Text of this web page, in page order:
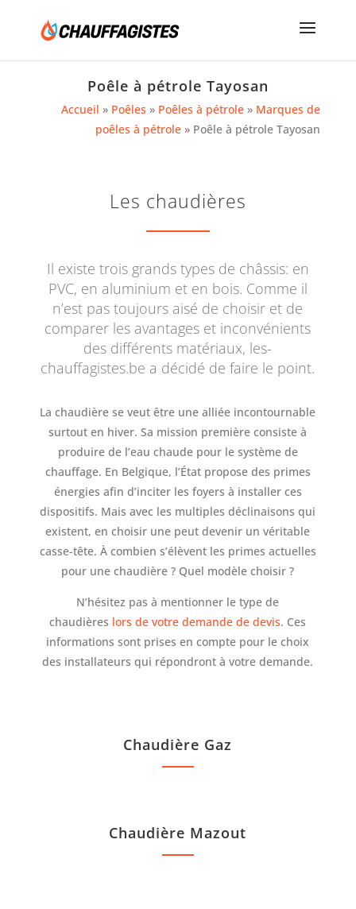
Poêle à pétrole Tayosan
Accueil » Poêles » Poêles à pétrole » Marques de
poêles à pétrole » Poêle à pétrole Tayosan
Les chaudières
Il existe trois grands types de châssis: en
PVC, en aluminium et en bois. Comme il
n’est pas toujours aisé de choisir et de
comparer les avantages et inconvénients
des différents matériaux, les-
chauffagistes.be a décidé de faire le point.
La chaudière se veut être une alliée incontournable
surtout en hiver. Sa mission première consiste à
produire de l’eau chaude pour le système de
chauffage. En Belgique, l’État propose des primes
énergies afin d’inciter les foyers à installer ces
dispositifs. Mais avec les multiples déclinaisons qui
existent, en choisir une peut devenir un véritable
casse-tête. À combien s’élèvent les primes actuelles
pour une chaudière ? Quel modèle choisir ?
N’hésitez pas à mentionner le type de
chaudières lors de votre demande de devis. Ces
informations sont prises en compte pour le choix
des installateurs qui répondront à votre demande.
Chaudière Gaz
Chaudière Mazout